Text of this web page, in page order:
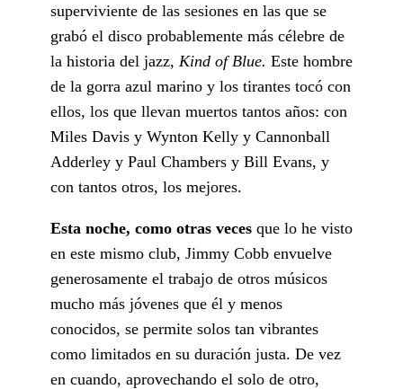
superviviente de las sesiones en las que se
grabó el disco probablemente más célebre de
la historia del jazz, Kind of Blue. Este hombre
de la gorra azul marino y los tirantes tocó con
ellos, los que llevan muertos tantos años: con
Miles Davis y Wynton Kelly y Cannonball
Adderley y Paul Chambers y Bill Evans, y
con tantos otros, los mejores.
Esta noche, como otras veces que lo he visto
en este mismo club, Jimmy Cobb envuelve
generosamente el trabajo de otros músicos
mucho más jóvenes que él y menos
conocidos, se permite solos tan vibrantes
como limitados en su duración justa. De vez
en cuando, aprovechando el solo de otro,